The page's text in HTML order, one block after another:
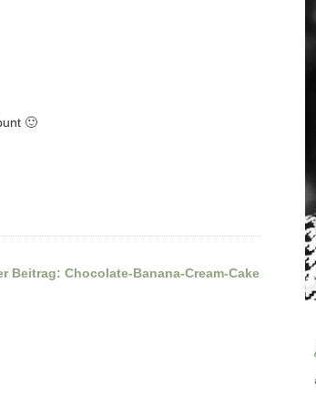
🙂
Beitrag: Chocolate-Banana-Cream-Cake